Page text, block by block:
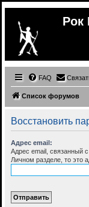
Рок
FAQ
Список форумов
Восстановить
Адрес email:
Адрес email, связанный
Личном разделе, то это